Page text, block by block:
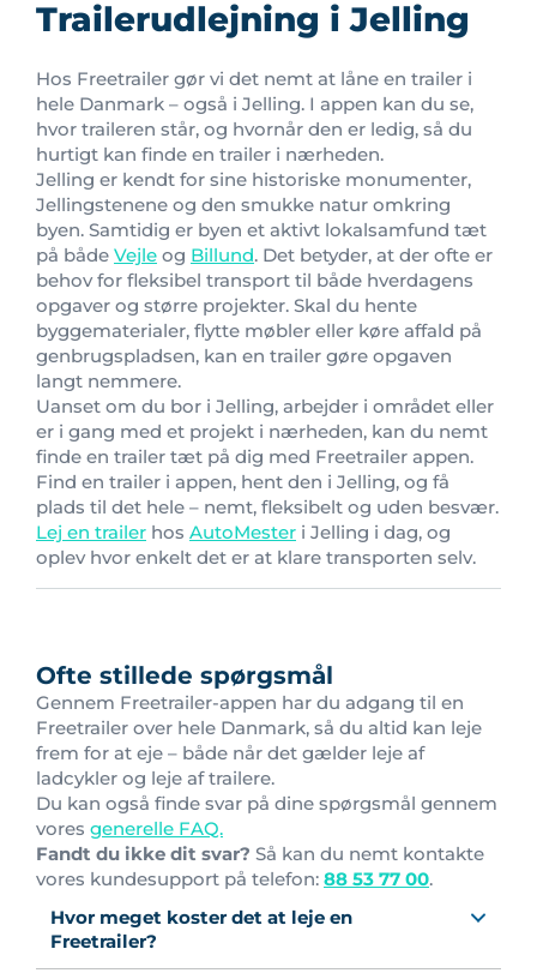
Trailerudlejning i Jelling
Hos Freetrailer gør vi det nemt at låne en trailer i
hele Danmark – også i Jelling. I appen kan du se,
hvor traileren står, og hvornår den er ledig, så du
hurtigt kan finde en trailer i nærheden.
Jelling er kendt for sine historiske monumenter,
Jellingstenene og den smukke natur omkring
byen. Samtidig er byen et aktivt lokalsamfund tæt
på både Vejle og Billund. Det betyder, at der ofte er
behov for fleksibel transport til både hverdagens
opgaver og større projekter. Skal du hente
byggematerialer, flytte møbler eller køre affald på
genbrugspladsen, kan en trailer gøre opgaven
langt nemmere.
Uanset om du bor i Jelling, arbejder i området eller
er i gang med et projekt i nærheden, kan du nemt
finde en trailer tæt på dig med Freetrailer appen.
Find en trailer i appen, hent den i Jelling, og få
plads til det hele – nemt, fleksibelt og uden besvær.
Lej en trailer hos AutoMester i Jelling i dag, og
oplev hvor enkelt det er at klare transporten selv.
Ofte stillede spørgsmål
Gennem Freetrailer-appen har du adgang til en
Freetrailer over hele Danmark, så du altid kan leje
frem for at eje – både når det gælder leje af
ladcykler og leje af trailere.
Du kan også finde svar på dine spørgsmål gennem
vores generelle FAQ.
Fandt du ikke dit svar? Så kan du nemt kontakte
vores kundesupport på telefon: 88 53 77 00.
Hvor meget koster det at leje en
Freetrailer?